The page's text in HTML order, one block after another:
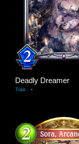
Deadly Dreamer
Trait : -